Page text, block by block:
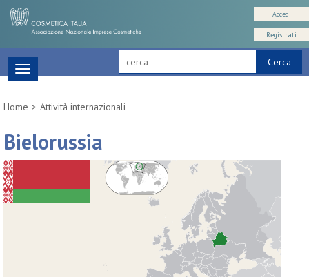
Cerca
Accedi
Registrati
Toggle
navigation
Home
Attività internazionali
Bielorussia